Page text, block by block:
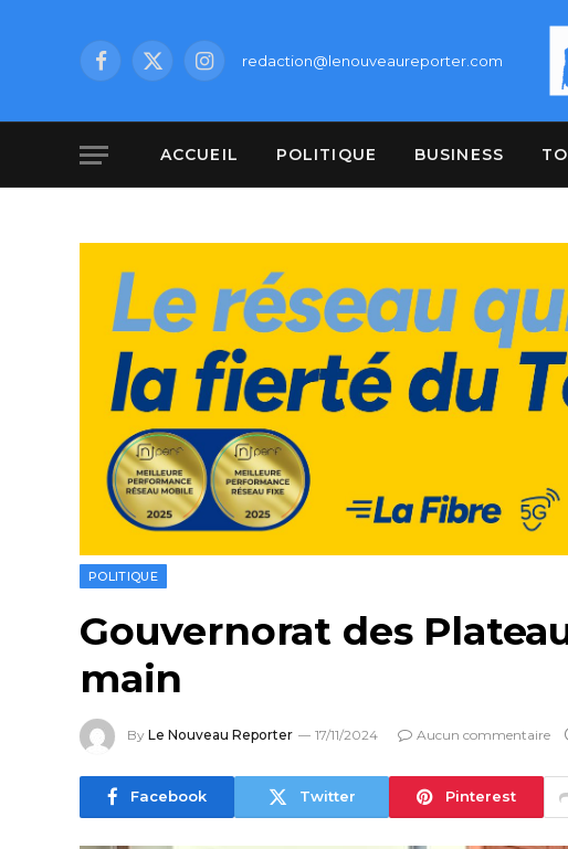
Facebook
X
Instagramredaction@lenouveaureporter.com
ACCUEIL POLITIQUE BUSINESS
POLITIQUE
Gouvernorat des
main
By Le Nouveau Reporter 17/11/2024 Aucun commentaire
Facebook Twitter Pinterest